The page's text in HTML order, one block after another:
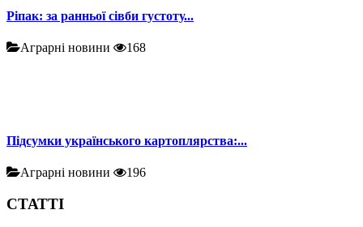
Ріпак: за ранньої сівби густоту...
Аграрні новини 168
Підсумки українського картоплярства:...
Аграрні новини 196
СТАТТІ